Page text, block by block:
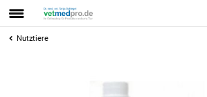
Nutztiere